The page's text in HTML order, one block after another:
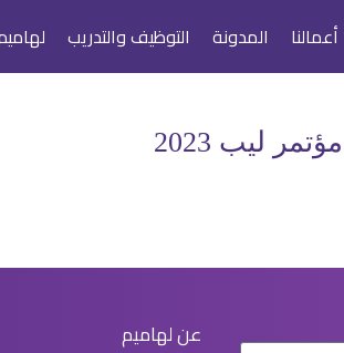
أعمالنا المدونة التوظيف والتدريب
مؤتمر ليب 2023
عن لهاميم